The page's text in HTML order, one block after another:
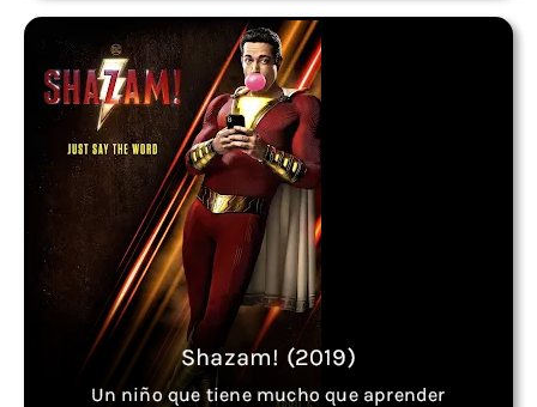
Shazam! (2019)
Un niño que tiene mucho que aprender